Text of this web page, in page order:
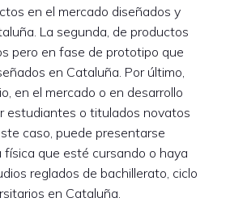
en el mercado diseñados y
La segunda, de productos
pero en fase de prototipo que
en Cataluña. Por último,
en el mercado o en desarrollo
estudiantes o titulados novatos
caso, puede presentarse
física que esté cursando o haya
reglados de bachillerato, ciclo
en Cataluña.